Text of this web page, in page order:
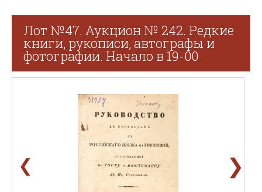
Лот №47. Аукцион № 242. Редкие
книги, рукописи, автографы и
фотографии. Начало в 19-00
❮ ❯